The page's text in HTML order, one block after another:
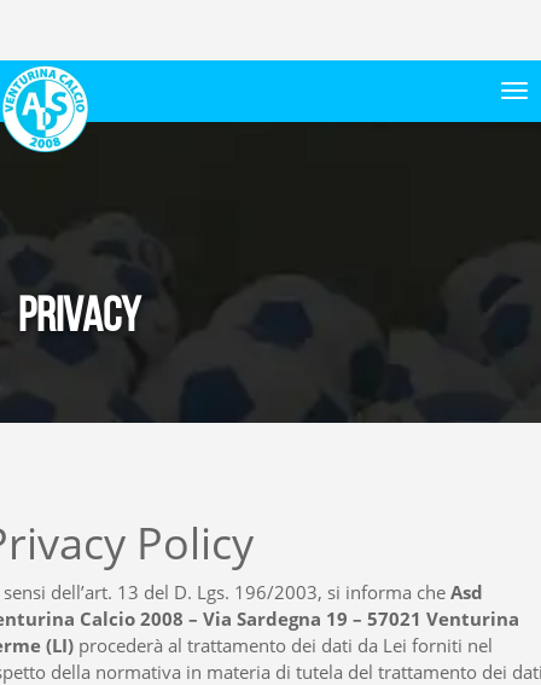
Privacy
Policy
dell’art. 13 del D. Lgs. 196/2003, si informa che Asd
Calcio 2008 – Via Sardegna 19 – 57021 Venturina
(LI) procederà al trattamento dei dati da Lei forniti nel
della normativa in materia di tutela del trattamento dei